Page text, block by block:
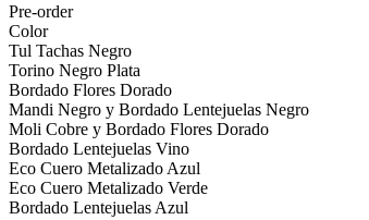
Pre-order
Color
Tul Tachas Negro
Torino Negro Plata
Bordado Flores Dorado
Mandi Negro y Bordado Lentejuelas Negro
Moli Cobre y Bordado Flores Dorado
Bordado Lentejuelas Vino
Eco Cuero Metalizado Azul
Eco Cuero Metalizado Verde
Bordado Lentejuelas Azul